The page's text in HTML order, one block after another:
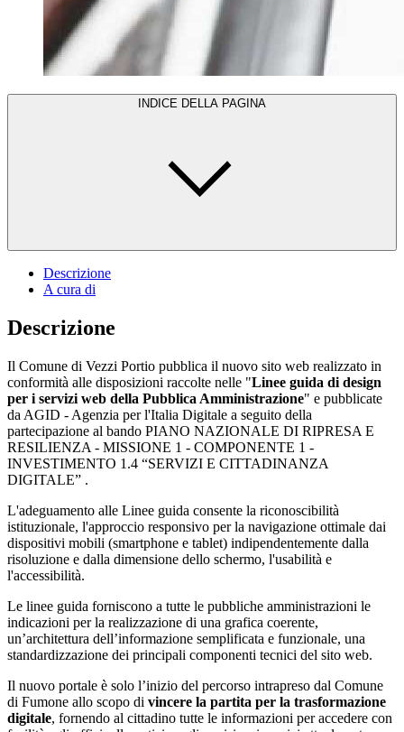
INDICE DELLA PAGINA
Descrizione
A cura di
Descrizione
Il Comune di Vezzi Portio pubblica il nuovo sito web realizzato in
conformità alle disposizioni raccolte nelle "Linee guida di design
per i servizi web della Pubblica Amministrazione" e pubblicate
da AGID - Agenzia per l'Italia Digitale a seguito della
partecipazione al bando PIANO NAZIONALE DI RIPRESA E
RESILIENZA - MISSIONE 1 - COMPONENTE 1 -
INVESTIMENTO 1.4 “SERVIZI E CITTADINANZA
DIGITALE” .
L'adeguamento alle Linee guida consente la riconoscibilità
istituzionale, l'approccio responsivo per la navigazione ottimale dai
dispositivi mobili (smartphone e tablet) indipendentemente dalla
risoluzione e dalla dimensione dello schermo, l'usabilità e
l'accessibilità.
Le linee guida forniscono a tutte le pubbliche amministrazioni le
indicazioni per la realizzazione di una grafica coerente,
un’architettura dell’informazione semplificata e funzionale, una
standardizzazione dei principali componenti tecnici del sito web.
Il nuovo portale è solo l’inizio del percorso intrapreso dal Comune
di Fumone allo scopo di vincere la partita per la trasformazione
digitale, fornendo al cittadino tutte le informazioni per accedere con